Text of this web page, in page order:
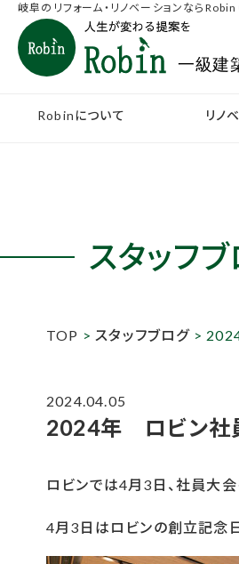
岐阜のリフォーム・リノベーションならRobin
Robinについて リノ
スタッフ
TOP >スタッフブログ>
2024.04.05
2024年 ロビン社
ロビンでは4月3日、社員大会
4月3日はロビンの創立記念